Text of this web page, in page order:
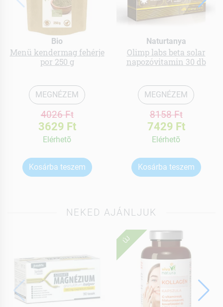
Bio
Menü kendermag fehérje
por 250 g
MEGNÉZEM
4026 Ft
3629 Ft
Elérhetõ
Kosárba teszem
Naturtanya
Olimp labs beta solar
napozóvitamin 30 db
MEGNÉZEM
8158 Ft
7429 Ft
Elérhetõ
Kosárba teszem
NEKED AJÁNLJUK
ÚJ